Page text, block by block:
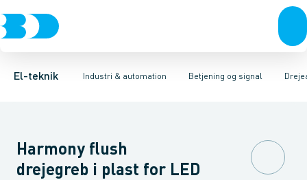
El-teknik Industri & automation
Afbrydere, stikkontakter & lampeudtagForgreningsmateriel
Betjening og signal
Industristiksystemer Frekvensomformere og softstartere
TrykknaphovedLystårn element, optiskTilslutningsmodul
Harmony flush
drejegreb i plast for LED